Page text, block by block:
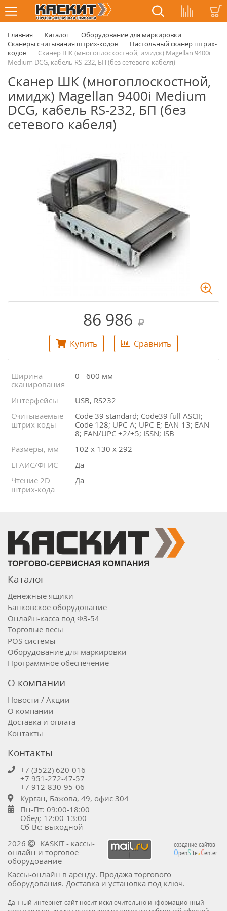
Главная — Каталог — Оборудование для маркировки —
Сканеры считывания штрих-кодов — Настольный сканер штрих-
кодов — Сканер ШК (многоплоскостной, имидж) Magellan 9400i
Medium DCG, кабель RS-232, БП (без сетевого кабеля)
Сканер ШК (многоплоскостной,
имидж) Magellan 9400i Medium
DCG, кабель RS-232, БП (без
сетевого кабеля)
86 986
Купить Сравнить
Ширина
сканирования
0 - 600 мм
Интерфейсы
USB, RS232
Считываемые
штрих коды
Code 39 standard; Code39 full ASCII;
Code 128; UPC-A; UPC-E; EAN-13; EAN-
8; EAN/UPC +2/+5; ISSN; ISB
Размеры, мм
102 х 130 х 292
ЕГАИС/ФГИС
Да
Чтение 2D
штрих-кода
Да
Каталог
Денежные ящики
Банковское оборудование
Онлайн-касса под ФЗ-54
Торговые весы
POS системы
Оборудование для маркировки
Программное обеспечение
О компании
Новости / Акции
О компании
Доставка и оплата
Контакты
Контакты
+7 (3522) 620-016
+7 951-272-47-57
+7 912-830-95-06
Курган, Бажова, 49, офис 304
Пн-Пт: 09:00-18:00
Обед: 12:00-13:00
Сб-Вс: выходной
создание сайтов
OpenSite.Center
2026
KASKIT - кассы-
онлайн и торговое
оборудование
Кассы-онлайн в аренду. Продажа торгового
оборудования. Доставка и установка под ключ.
Данный интернет-сайт носит исключительно информационный